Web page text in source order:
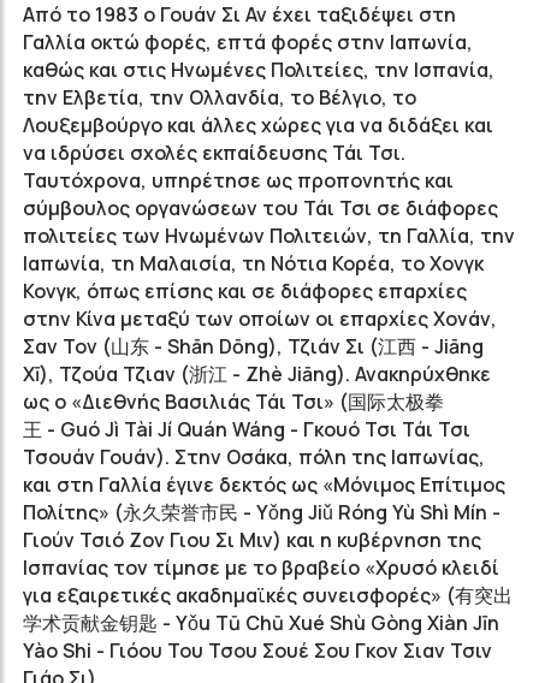
Από το 1983 ο Γουάν Σι Αν έχει ταξιδέψει στη
Γαλλία οκτώ φορές, επτά φορές στην Ιαπωνία,
καθώς και στις Ηνωμένες Πολιτείες, την Ισπανία,
την Ελβετία, την Ολλανδία, το Βέλγιο, το
Λουξεμβούργο και άλλες χώρες για να διδάξει και
να ιδρύσει σχολές εκπαίδευσης Τάι Τσι.
Ταυτόχρονα, υπηρέτησε ως προπονητής και
σύμβουλος οργανώσεων του Τάι Τσι σε διάφορες
πολιτείες των Ηνωμένων Πολιτειών, τη Γαλλία, την
Ιαπωνία, τη Μαλαισία, τη Νότια Κορέα, το Χονγκ
Κονγκ, όπως επίσης και σε διάφορες επαρχίες
στην Κίνα μεταξύ των οποίων οι επαρχίες Χονάν,
Σαν Τον (山东 - Shān Dōng), Τζιάν Σι (江西 - Jiāng
Xī), Τζούα Τζιαν (浙江 - Zhè Jiāng). Ανακηρύχθηκε
ως ο «Διεθνής Βασιλιάς Τάι Τσι» (国际太极拳
王 - Guó Jì Tài Jí Quán Wáng - Γκουό Τσι Τάι Τσι
Τσουάν Γουάν). Στην Οσάκα, πόλη της Ιαπωνίας,
και στη Γαλλία έγινε δεκτός ως «Μόνιμος Επίτιμος
Πολίτης» (永久荣誉市民 - Yǒng Jiǔ Róng Yù Shì Mín -
Γιούν Τσιό Ζον Γιου Σι Μιν) και η κυβέρνηση της
Ισπανίας τον τίμησε με το βραβείο «Χρυσό κλειδί
για εξαιρετικές ακαδημαϊκές συνεισφορές» (有突出
学术贡献金钥匙 - Yǒu Tū Chū Xué Shù Gòng Xiàn Jīn
Yào Shi - Γιόου Του Τσου Σουέ Σου Γκον Σιαν Τσιν